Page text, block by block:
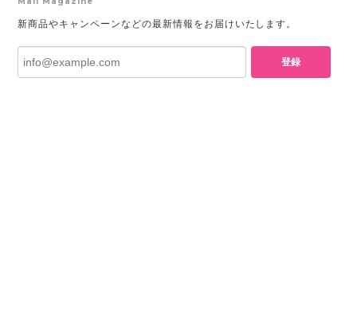
新商品やキャンペーンなどの最新情報をお届けいたします。
登録